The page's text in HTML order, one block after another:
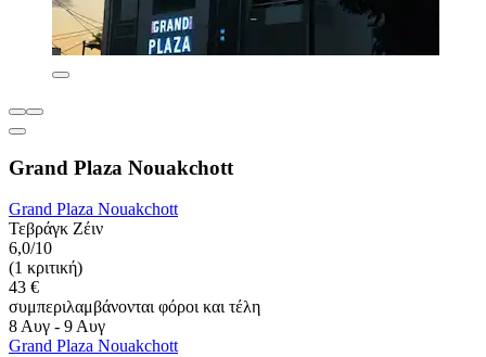
Grand Plaza Nouakchott
Grand Plaza Nouakchott
Τεβράγκ Ζέιν
6,0/10
(1 κριτική)
43 €
συμπεριλαμβάνονται φόροι και τέλη
8 Αυγ - 9 Αυγ
Grand Plaza Nouakchott